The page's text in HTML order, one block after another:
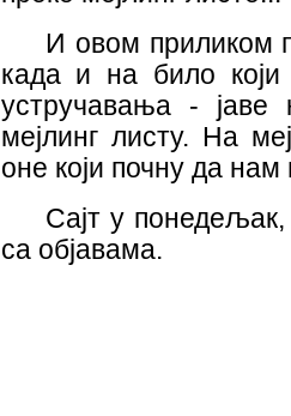
И овом приликом
када и на било
устручавања -
мејлинг листу. На
оне који почну да
Сајт у
са објавама.